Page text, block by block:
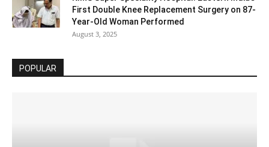
First Double Knee Replacement Surgery on 87-
Year-Old Woman Performed
August 3, 2025
POPULAR